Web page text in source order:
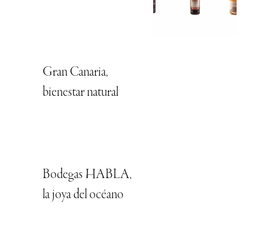
Gran Canaria,
bienestar natural
Bodegas HABLA,
la joya del océano